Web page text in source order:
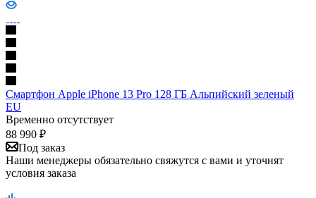
Смартфон Apple iPhone 13 Pro 128 ГБ Альпийский зеленый
EU
Временно отсутствует
88 990 ₽
Под заказ
Наши менеджеры обязательно свяжутся с вами и уточнят
условия заказа